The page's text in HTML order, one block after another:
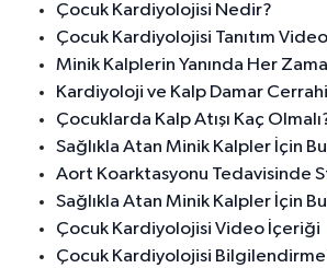
Çocuk Kardiyolojisi Nedir?
Çocuk Kardiyolojisi Tanıtım
Minik Kalplerin Yanında Her
Kardiyoloji ve Kalp Damar
Çocuklarda Kalp Atışı Kaç
Sağlıkla Atan Minik Kalpler İçin
Aort Koarktasyonu Tedavisinde
Sağlıkla Atan Minik Kalpler İçin
Çocuk Kardiyolojisi Video İçeriği
Çocuk Kardiyolojisi